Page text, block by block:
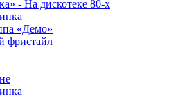
- На дискотеке 80-х
«Демо»
фристайл